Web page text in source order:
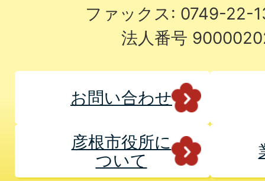
ファックス: 0749-22-
法人番号
お問い合わせ
彦根市役所に
ついて